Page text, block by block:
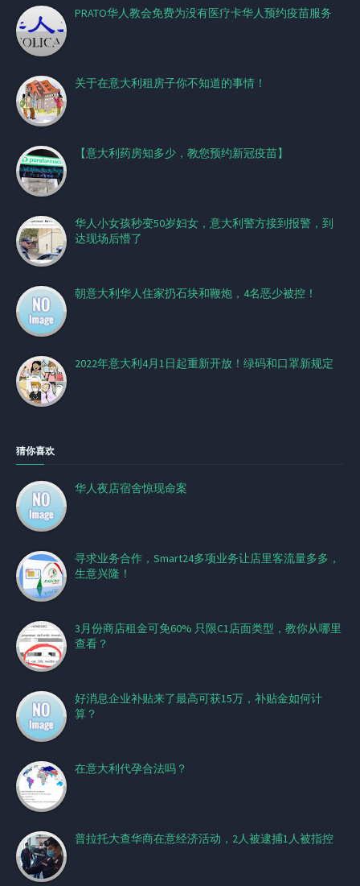
PRATO华人教会免费为没有医疗卡华人预约疫苗服务
关于在意大利租房子你不知道的事情！
【意大利药房知多少，教您预约新冠疫苗】
华人小女孩秒变50岁妇女，意大利警方接到报警，到
达现场后懵了
朝意大利华人住家扔石块和鞭炮，4名恶少被控！
2022年意大利4月1日起重新开放！绿码和口罩新规定
猜你喜欢
华人夜店宿舍惊现命案
寻求业务合作，Smart24多项业务让店里客流量多多，
生意兴隆！
3月份商店租金可免60% 只限C1店面类型，教你从哪里
查看？
好消息企业补贴来了最高可获15万，补贴金如何计
算？
在意大利代孕合法吗？
普拉托大查华商在意经济活动，2人被逮捕1人被指控